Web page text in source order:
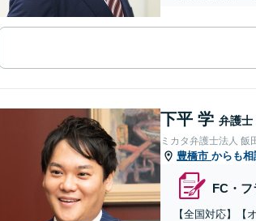
下平 学 弁護士
ミカタ弁護士法人 飯
豊橋市 からも相
FC・
【全国対応】【